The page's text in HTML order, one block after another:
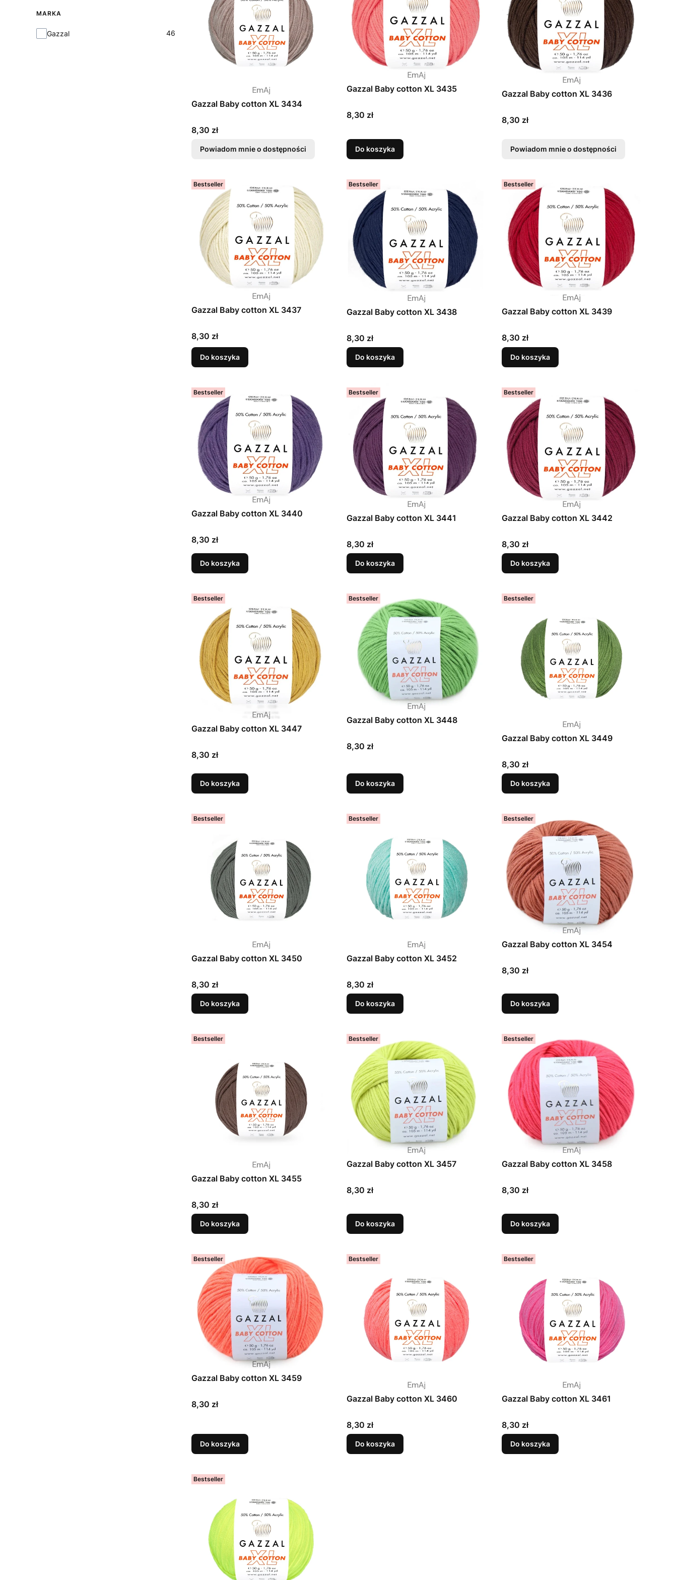
MARKA
Marka
Gazzal 46
Gazzal Baby cotton XL 3434
Cena
8,30 zł
Powiadom mnie o dostępności
Gazzal Baby cotton XL 3435
Cena
8,30 zł
Do koszyka
Gazzal Baby cotton XL 3436
Cena
8,30 zł
Powiadom mnie o dostępności
Bestseller
Gazzal Baby cotton XL 3437
Cena
8,30 zł
Do koszyka
Bestseller
Gazzal Baby cotton XL 3438
Cena
8,30 zł
Do koszyka
Bestseller
Gazzal Baby cotton XL 3439
Cena
8,30 zł
Do koszyka
Bestseller
Gazzal Baby cotton XL 3440
Cena
8,30 zł
Do koszyka
Bestseller
Gazzal Baby cotton XL 3441
Cena
8,30 zł
Do koszyka
Bestseller
Gazzal Baby cotton XL 3442
Cena
8,30 zł
Do koszyka
Bestseller
Gazzal Baby cotton XL 3447
Cena
8,30 zł
Do koszyka
Bestseller
Gazzal Baby cotton XL 3448
Cena
8,30 zł
Do koszyka
Bestseller
Gazzal Baby cotton XL 3449
Cena
8,30 zł
Do koszyka
Bestseller
Gazzal Baby cotton XL 3450
Cena
8,30 zł
Do koszyka
Bestseller
Gazzal Baby cotton XL 3452
Cena
8,30 zł
Do koszyka
Bestseller
Gazzal Baby cotton XL 3454
Cena
8,30 zł
Do koszyka
Bestseller
Gazzal Baby cotton XL 3455
Cena
8,30 zł
Do koszyka
Bestseller
Gazzal Baby cotton XL 3457
Cena
8,30 zł
Do koszyka
Bestseller
Gazzal Baby cotton XL 3458
Cena
8,30 zł
Do koszyka
Bestseller
Gazzal Baby cotton XL 3459
Cena
8,30 zł
Do koszyka
Bestseller
Gazzal Baby cotton XL 3460
Cena
8,30 zł
Do koszyka
Bestseller
Gazzal Baby cotton XL 3461
Cena
8,30 zł
Do koszyka
Bestseller